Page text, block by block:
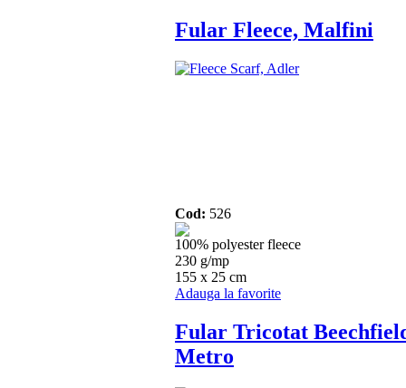
Fular Fleece, Malfini
Cod: 526
100% polyester fleece
230 g/mp
155 x 25 cm
Adauga la favorite
Fular Tricotat
Metro